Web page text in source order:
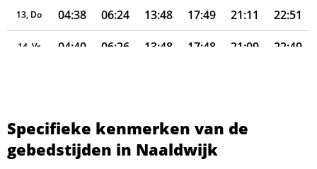
13, Do 04:38 06:24 13:48 17:49 21:11 22:51
14, Vr 04:40 06:26 13:48 17:48 21:09 22:49
17, Ma 04:48 06:30 13:47 17:45
Specifieke kenmerken van de
gebedstijden in Naaldwijk